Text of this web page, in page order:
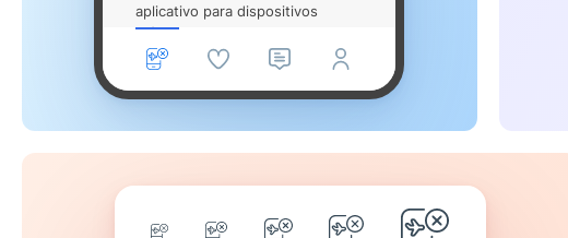
aplicativo para dispositivos
móveis